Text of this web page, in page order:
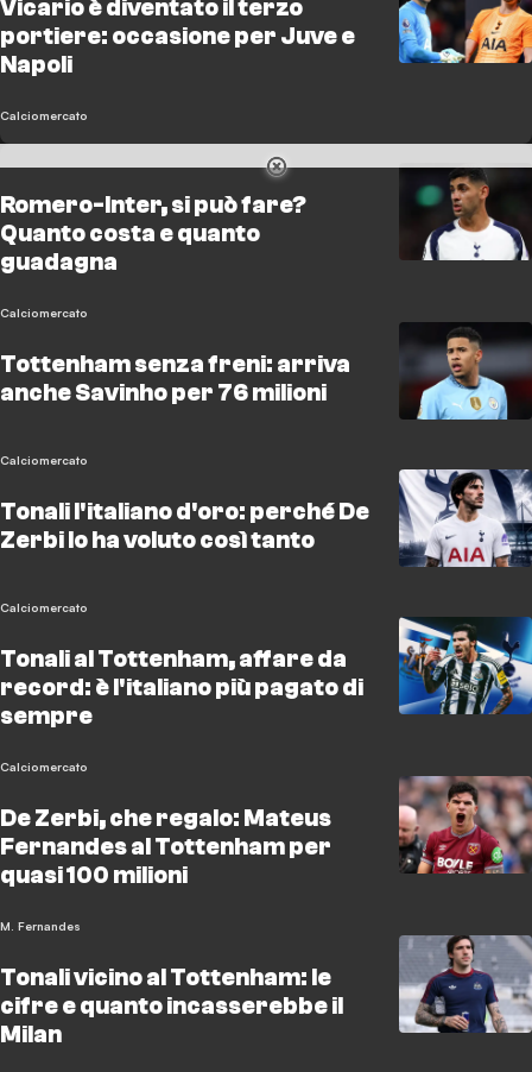
Vicario è diventato il terzo
portiere: occasione per Juve e
Napoli
Calciomercato
Romero-Inter, si può fare?
Quanto costa e quanto
guadagna
Calciomercato
Tottenham senza freni: arriva
anche Savinho per 76 milioni
Calciomercato
Tonali l'italiano d'oro: perché De
Zerbi lo ha voluto così tanto
Calciomercato
Tonali al Tottenham, affare da
record: è l'italiano più pagato di
sempre
Calciomercato
De Zerbi, che regalo: Mateus
Fernandes al Tottenham per
quasi 100 milioni
M. Fernandes
Tonali vicino al Tottenham: le
cifre e quanto incasserebbe il
Milan